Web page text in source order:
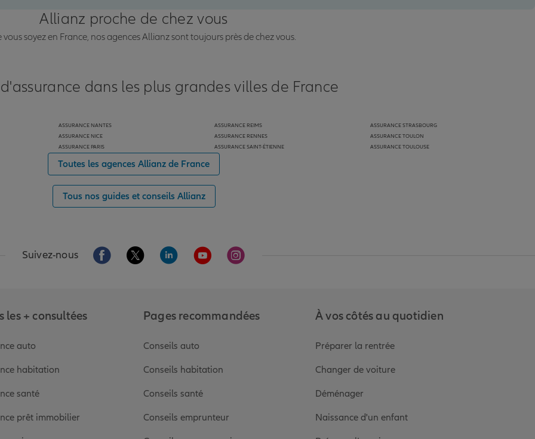
Allianz proche de chez vous
vous soyez en France, nos agences Allianz sont toujours près de chez vous.
dans les plus grandes villes de France
ASSURANCE NANTES
ASSURANCE NICE
ASSURANCE PARIS
ASSURANCE REIMS
ASSURANCE RENNES
ASSURANCE SAINT-ÉTIENNE
ASSURANCE STRASBOURG
ASSURANCE TOULON
ASSURANCE TOULOUSE
Toutes les agences Allianz de France
Tous nos guides et conseils Allianz
Suivez-nous Aller sur la page Facebook de Allianz
Aller sur la page Twitter de Allianz
Aller sur la page Linkedin de Allianz
Aller sur la page Youtube de Allianz
Aller sur la page Instagram de Allianz
les + consultées
auto
habitation
santé
prêt immobilier
Pages recommandées
Conseils auto
Conseils habitation
Conseils santé
Conseils emprunteur
À vos côtés au quotidien
Préparer la rentrée
Changer de voiture
Déménager
Naissance d'un enfant